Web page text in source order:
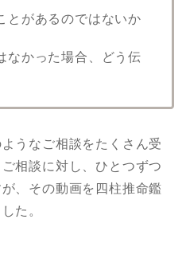
とがあるのではないか
なかった場合、どう伝
うなご相談をたくさん受
相談に対し、ひとつずつ
、その動画を四柱推命鑑
た。